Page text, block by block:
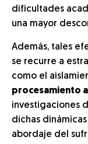
dificultades
una mayor
Además, tales
se recurre a
como el
procesamiento
investigaciones
dichas
abordaje del